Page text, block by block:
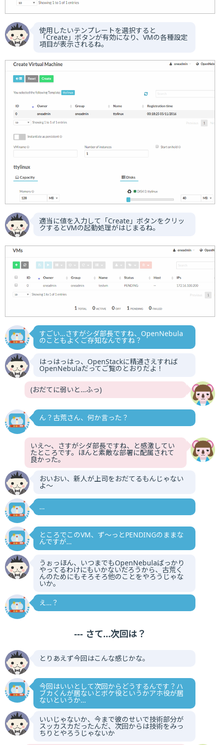
使用したいテンプレートを選択すると
「Create」ボタンが有効になり、VMの各種設定
項目が表示されるね。
適当に値を入力して「Create」ボタンをクリッ
クするとVMの起動処理がはじまるね。
すごい…さすがシダ部長ですね、OpenNebula
のこともよくご存知なんですね？
はっはっはっ、OpenStackに精通さえすれば
OpenNebulaだってご覧のとおりだよ！
(おだてに弱いと…ふっ)
ん？古荒さん、何か言った？
いえ〜、さすがシダ部長ですね、と感激してい
たところです。ほんと素敵な部署に配属されて
良かった。
おいおい、新人が上司をおだてるもんじゃない
よ〜
…
ところでこのVM、ず〜っとPENDINGのままな
んですが…
うぉっほん、いつまでもOpenNebulaばっかり
やってるわけにもいかないだろうから、古荒く
んのためにもそろそろ他のことをやろうじゃな
いか。
え…？
--- さて…次回は？
とりあえず今回はこんな感じかな。
今回はいいとして次回からどうするんです？ハ
ブカくんが居ないとボケ役というかアホ役が居
ないというか…
いいじゃないか、今まで彼のせいで技術部分が
スッカスカだったんだ、次回からは技術をみっ
ちりとやろうじゃないか